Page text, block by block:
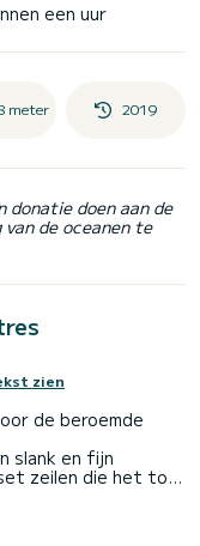
een uur
meter 2019
donatie doen aan de
de oceanen te
zien
de beroemde
slank en fijn
zeilen die het tot